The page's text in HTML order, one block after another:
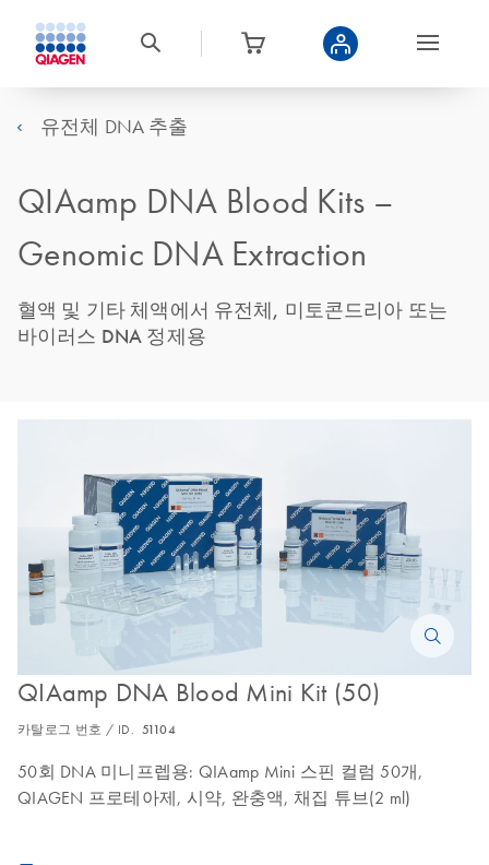
유전체 DNA 추출
QIAamp DNA Blood Kits –
Genomic DNA Extraction
혈액 및 기타 체액에서 유전체, 미토콘드리아 또는
바이러스 DNA 정제용
QIAamp DNA Blood Mini Kit (50)
카탈로그 번호 / ID. 51104
50회 DNA 미니프렙용: QIAamp Mini 스핀 컬럼 50개,
QIAGEN 프로테아제, 시약, 완충액, 채집 튜브(2 ml)